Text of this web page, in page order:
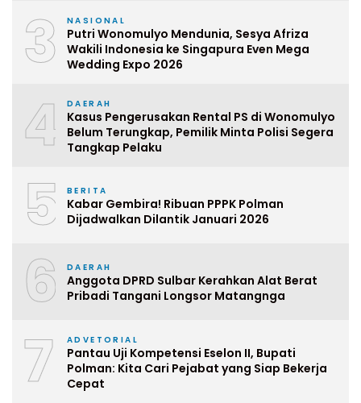
3 NASIONAL
Putri Wonomulyo Mendunia, Sesya Afriza
Wakili Indonesia ke Singapura Even Mega
Wedding Expo 2026
4 DAERAH
Kasus Pengerusakan Rental PS di Wonomulyo
Belum Terungkap, Pemilik Minta Polisi Segera
Tangkap Pelaku
5 BERITA
Kabar Gembira! Ribuan PPPK Polman
Dijadwalkan Dilantik Januari 2026
6 DAERAH
Anggota DPRD Sulbar Kerahkan Alat Berat
Pribadi Tangani Longsor Matangnga
7 ADVETORIAL
Pantau Uji Kompetensi Eselon II, Bupati
Polman: Kita Cari Pejabat yang Siap Bekerja
Cepat